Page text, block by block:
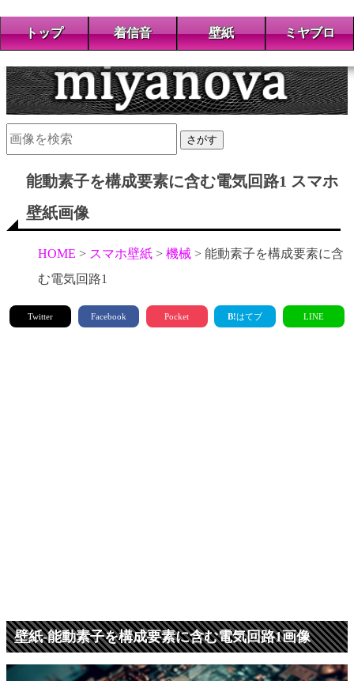
トップ 着信音 壁紙 ミヤブロ
さがす
能動素子を構成要素に含む電気回路1 スマホ
壁紙画像
HOME スマホ壁紙 機械
能動素子を構成要素に含
む電気回路1
Twitter Facebook Pocket B!はてブ LINE
壁紙-能動素子を構成要素に含む電気回路1画像